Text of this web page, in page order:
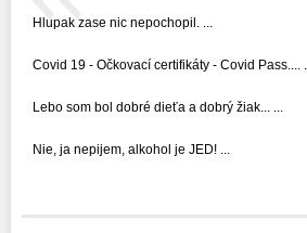
Hlupak zase nic nepochopil. ...
Covid 19 - Očkovací certifikáty - Covid Pass.... ...
Lebo som bol dobré dieťa a dobrý žiak... ...
Nie, ja nepijem, alkohol je JED! ...